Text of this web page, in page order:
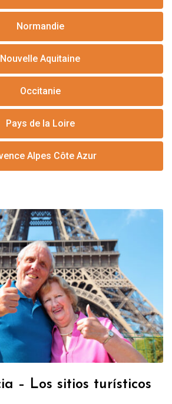
Normandie
Nouvelle Aquitaine
Occitanie
Pays de la Loire
Alpes Côte Azur
– Los sitios turísticos